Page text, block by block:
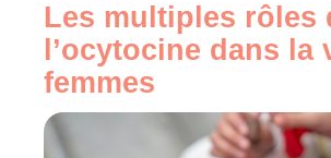
Les multiples rôles
l’ocytocine dans la
femmes